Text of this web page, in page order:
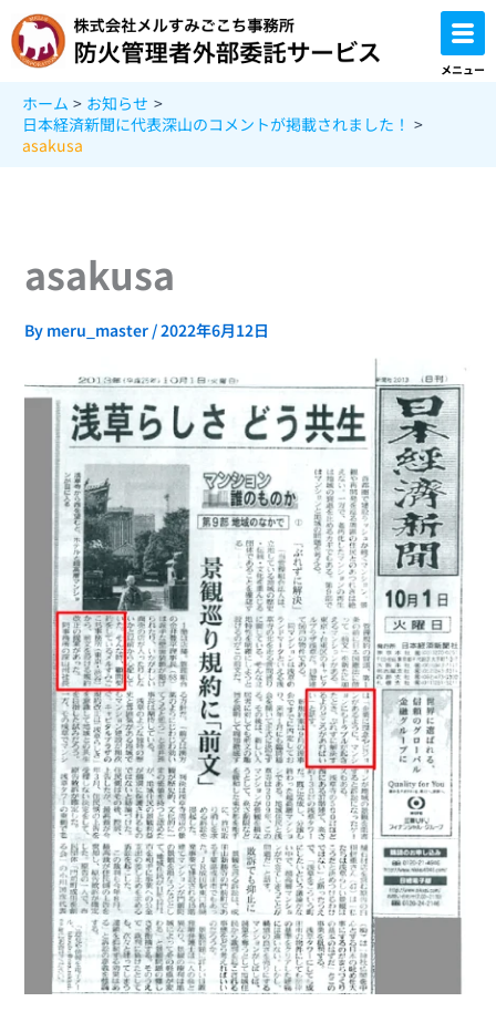
容
を
メニュー
ホーム
お知らせ
日本経済新聞に代表深山のコメントが掲載されました！
asakusa
asakusa
By meru_master /2022年6月12日